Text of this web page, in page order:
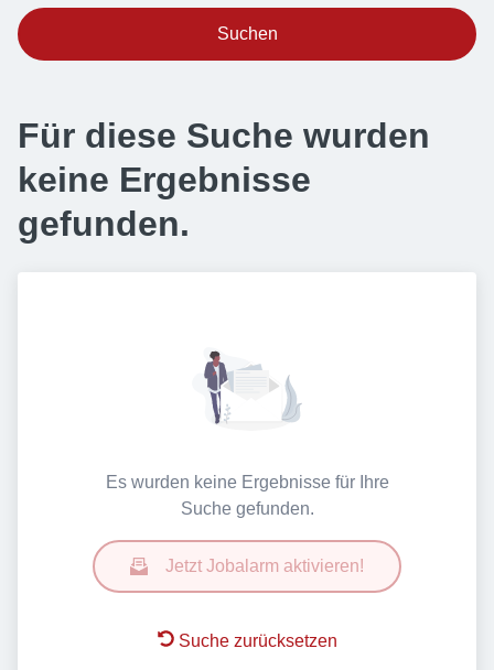
Suchen
Für diese Suche wurden
keine Ergebnisse
gefunden.
Es wurden keine Ergebnisse für Ihre
Suche gefunden.
Jetzt Jobalarm aktivieren!
Suche zurücksetzen